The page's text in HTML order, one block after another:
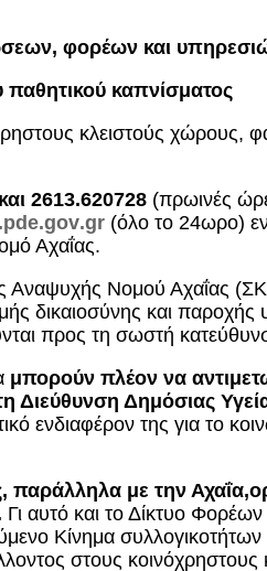
φορέων και
παθητικού καπνίσματος
κλειστούς χώρους,
2613.620728 (πρωινές
pde.gov.gr (όλο το 24ωρο)
Αχαΐας.
Αναψυχής Νομού Αχαΐας
δικαιοσύνης και παροχής
προς τη σωστή
μπορούν πλέον να
Διεύθυνση Δημόσιας
ενδιαφέρον της για το
παράλληλα με την Αχαΐα,
Γι αυτό και το Δίκτυο
Κίνημα
στους